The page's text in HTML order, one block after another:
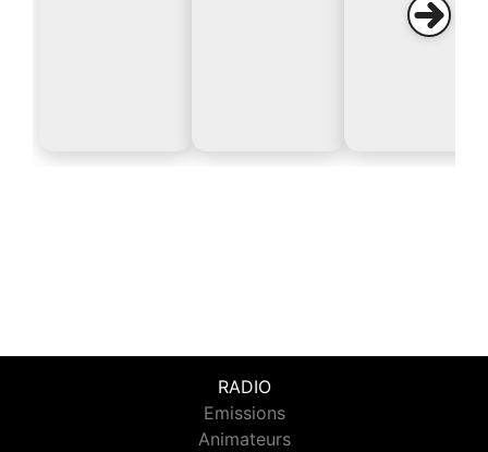
RADIO
Emissions
Animateurs